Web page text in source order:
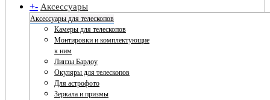
+- Аксессуары
Аксессуары для телескопов
Камеры для телескопов
Монтировки и комплектующие
к ним
Линзы Барлоу
Окуляры для телескопов
Для астрофото
Зеркала и призмы